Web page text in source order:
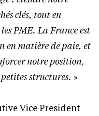
clés, tout en
PME. La France est
en matière de paie, et
notre position,
structures. »
Vice President